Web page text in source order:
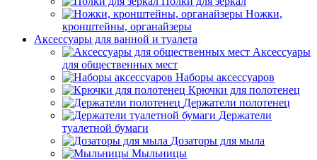
Ножки,
кронштейны, органайзеры
Аксессуары для ванной и туалета
Аксессуары
для общественных мест
Наборы аксессуаров
Крючки для полотенец
Держатели полотенец
Держатели
туалетной бумаги
Дозаторы для мыла
Мыльницы